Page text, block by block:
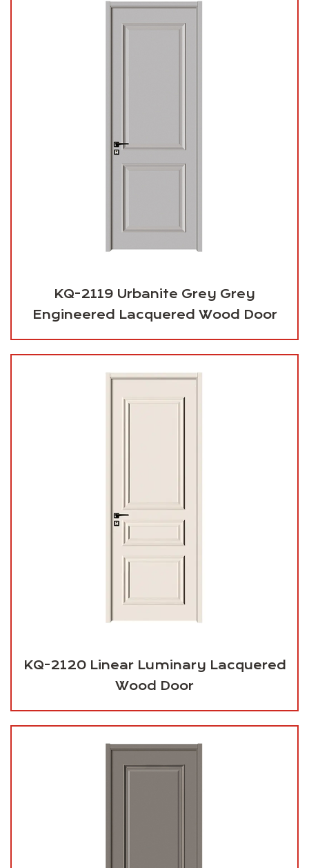
KQ-2119 Urbanite Grey Grey
Engineered Lacquered Wood Door
KQ-2120 Linear Luminary Lacquered
Wood Door